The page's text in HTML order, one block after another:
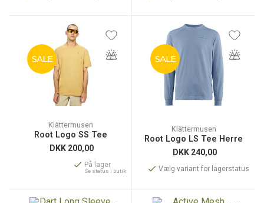
SALE
Klättermusen
Root Logo SS Tee
DKK 200,00
På lager
Se status i butik
SALE
Klättermusen
Root Logo LS Tee Herre
DKK 240,00
Vælg variant for lagerstatus